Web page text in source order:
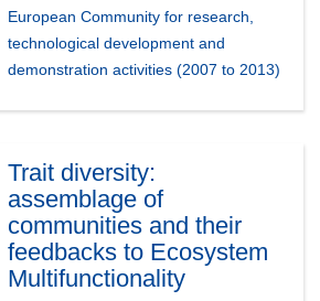
European Community for research,
technological development and
demonstration activities (2007 to 2013)
Trait diversity:
assemblage of
communities and their
feedbacks to Ecosystem
Multifunctionality